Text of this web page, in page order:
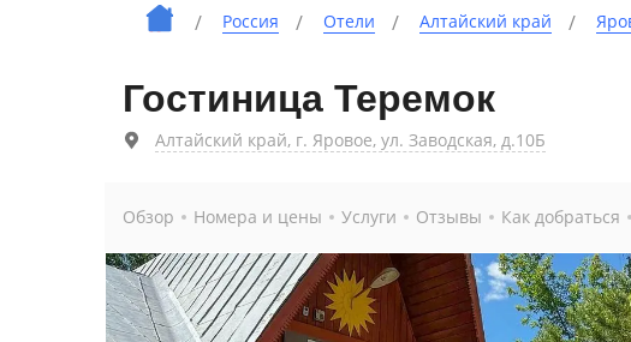
Россия Отели Алтайский край
Гостиница Теремок
Алтайский край, г. Яровое, ул. Заводская, д.10Б
Обзор Номера и цены Услуги Отзывы Как добраться